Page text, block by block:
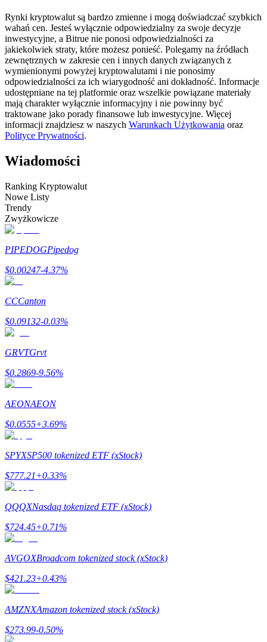
Zostań traderem kopiującym
transakcji
Analiza Big Data, w tym informacje handlowe itp.
Przewodnik
Przewodnik dla początkujących dotyczący kontraktów futures
Strategie handlowe
Dowiedz się, jak zachować rentowność
Rynki kryptowalut są bardzo zmienne i mogą doświadczać szybkich
wahań cen. Jesteś wyłącznie odpowiedzialny za swoje decyzje
inwestycyjne, a Bitrue nie ponosi odpowiedzialności za
jakiekolwiek straty, które możesz ponieść. Polegamy na źródłach
zewnętrznych w zakresie cen i innych danych związanych z
wymienionymi powyżej kryptowalutami i nie ponosimy
odpowiedzialności za ich wiarygodność ani dokładność. Informacje
udostępniane na tej platformie oraz wszelkie powiązane materiały
mają charakter wyłącznie informacyjny i nie powinny być
traktowane jako porady finansowe lub inwestycyjne. Więcej
informacji znajdziesz w naszych Warunkach Użytkowania oraz
Polityce Prywatności.
Wiadomości
Ranking Kryptowalut
Nowe Listy
Trendy
Zwyżkowicze
PIPEDOGPipedog
$0.00247-4.37%
CCCanton
$0.09132-0.03%
GRVTGrvt
$0.2869-9.56%
AEONAEON
$0.0555+3.69%
SPYXSP500 tokenized ETF (xStock)
$777.21+0.33%
QQQXNasdaq tokenized ETF (xStock)
$724.45+0.71%
AVGOXBroadcom tokenized stock (xStock)
$421.23+0.43%
AMZNXAmazon tokenized stock (xStock)
$273.99-0.50%